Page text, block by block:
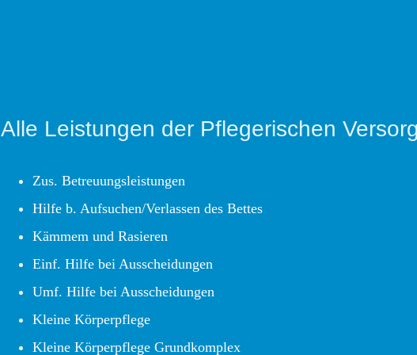
Alle Leistungen der Pflegerischen
Zus. Betreuungsleistungen
Hilfe b. Aufsuchen/Verlassen des Bettes
Kämmem und Rasieren
Einf. Hilfe bei Ausscheidungen
Umf. Hilfe bei Ausscheidungen
Kleine Körperpflege
Kleine Körperpflege Grundkomplex